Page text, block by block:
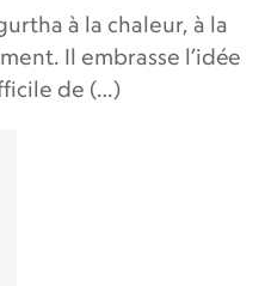
à la chaleur, à la
Il embrasse l’idée
de (…)